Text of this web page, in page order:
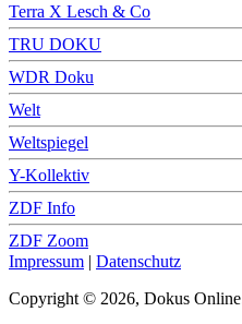
Terra X Lesch & Co
TRU DOKU
WDR Doku
Welt
Weltspiegel
Y-Kollektiv
ZDF Info
ZDF Zoom
Impressum | Datenschutz
Copyright © 2026, Dokus